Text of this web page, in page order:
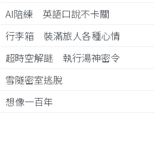
AI陪練 英語口說不卡關
行李箱 裝滿旅人各種心情
超時空解謎 執行湯神密令
雪隧密室逃脫
想像一百年